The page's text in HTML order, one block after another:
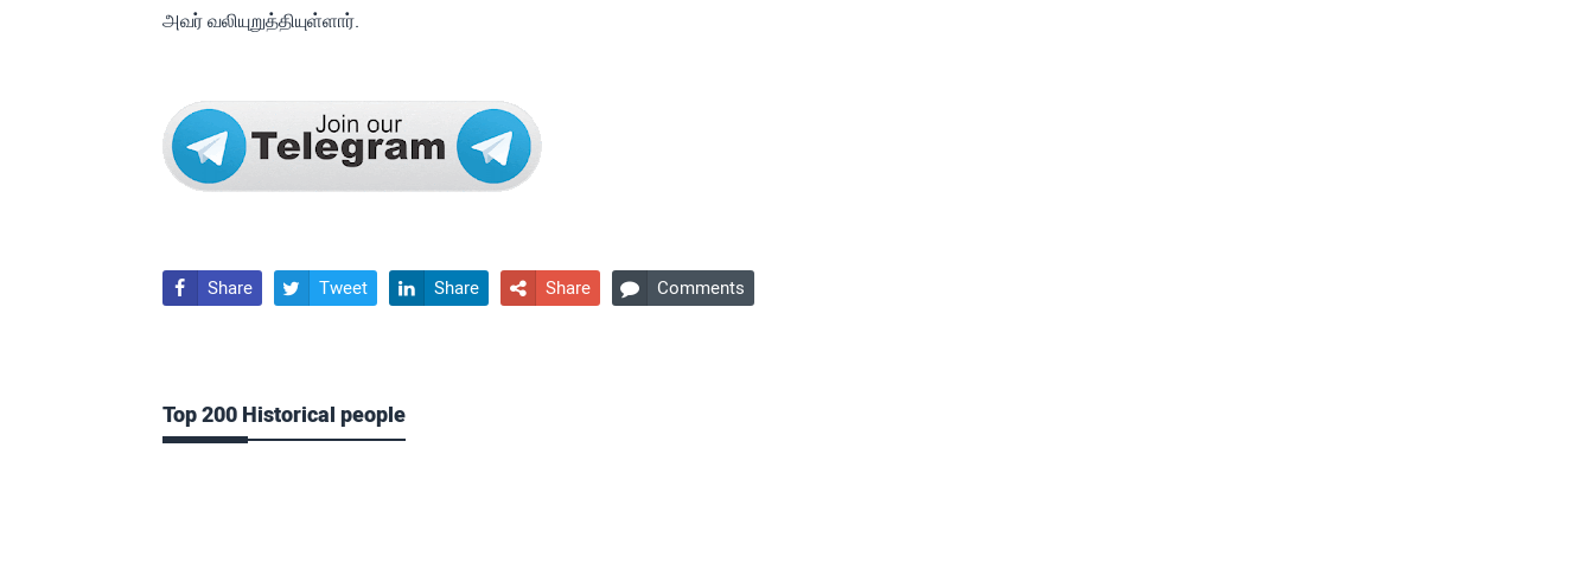
அவர் வலியுறுத்தியுள்ளார்.
 Share  Tweet  Share  Share  Comments
Top 200 Historical people